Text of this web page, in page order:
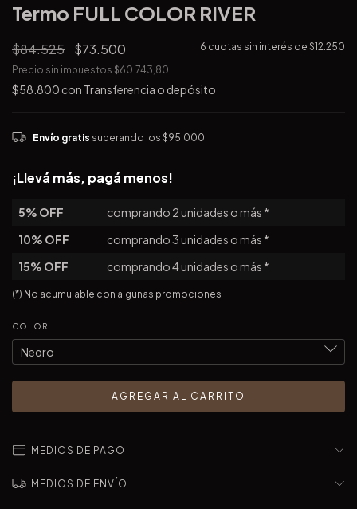
Termo FULL COLOR RIVER
$84.525 $73.500 6 cuotas sin interés de $12.250
Precio sin impuestos $60.743,80
$58.800 con Transferencia o depósito
Envío gratis superando los $95.000
¡Llevá más, pagá menos!
5% OFF
comprando 2 unidades o más *
10% OFF
comprando 3 unidades o más *
15% OFF
comprando 4 unidades o más *
(*) No acumulable con algunas promociones
COLOR
MEDIOS DE PAGO
MEDIOS DE ENVÍO